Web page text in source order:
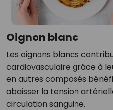
Oignon blanc
Les oignons blancs
cardiovasculaire grâce à
en autres composés
abaisser la tension
circulation sanguine.